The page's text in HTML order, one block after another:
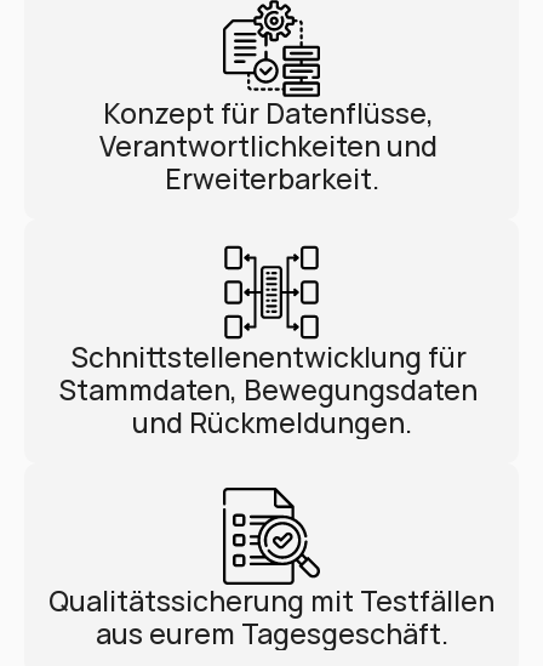
Konzept für Datenflüsse,
Verantwortlichkeiten und
Erweiterbarkeit.
Schnittstellenentwicklung für
Stammdaten, Bewegungsdaten
und Rückmeldungen.
Qualitätssicherung mit Testfällen
aus eurem Tagesgeschäft.